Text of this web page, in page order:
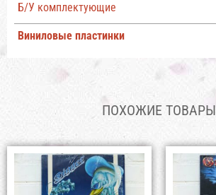
Б/У комплектующие
Виниловые пластинки
ПОХОЖИЕ ТОВАРЫ